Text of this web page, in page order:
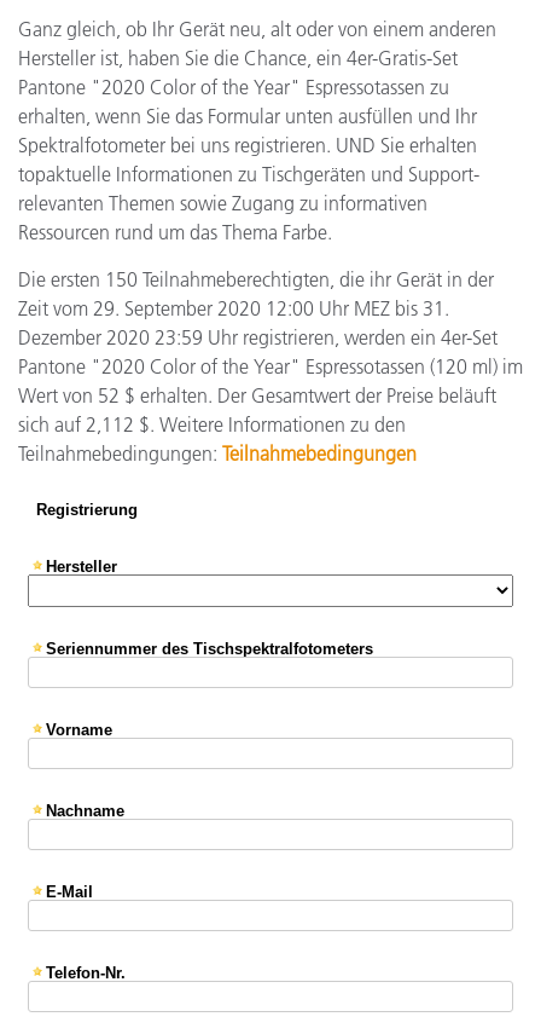
Ganz gleich, ob Ihr Gerät neu, alt oder von einem anderen
Hersteller ist, haben Sie die Chance, ein 4er-Gratis-Set
Pantone "2020 Color of the Year" Espressotassen zu
erhalten, wenn Sie das Formular unten ausfüllen und Ihr
Spektralfotometer bei uns registrieren. UND Sie erhalten
topaktuelle Informationen zu Tischgeräten und Support-
relevanten Themen sowie Zugang zu informativen
Ressourcen rund um das Thema Farbe.
Die ersten 150 Teilnahmeberechtigten, die ihr Gerät in der
Zeit vom 29. September 2020 12:00 Uhr MEZ bis 31.
Dezember 2020 23:59 Uhr registrieren, werden ein 4er-Set
Pantone "2020 Color of the Year" Espressotassen (120 ml) im
Wert von 52 $ erhalten. Der Gesamtwert der Preise beläuft
sich auf 2,112 $. Weitere Informationen zu den
Teilnahmebedingungen: Teilnahmebedingungen